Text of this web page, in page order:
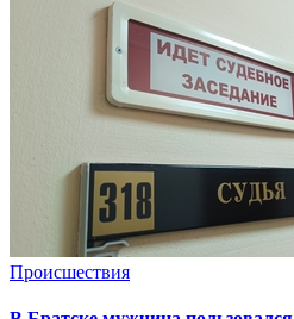
Происшествия